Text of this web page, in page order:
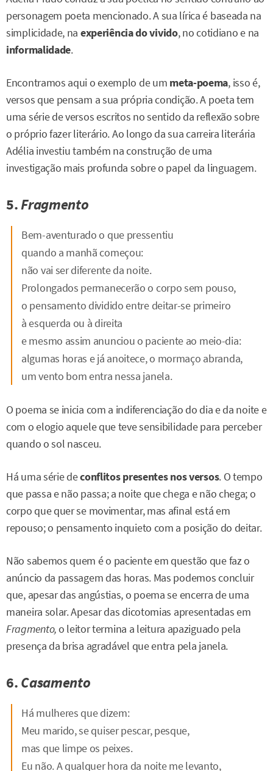
personagem poeta mencionado. A sua lírica é baseada na
simplicidade, na experiência do vivido, no cotidiano e na
informalidade.
Encontramos aqui o exemplo de um meta-poema, isso é,
versos que pensam a sua própria condição. A poeta tem
uma série de versos escritos no sentido da reflexão sobre
o próprio fazer literário. Ao longo da sua carreira literária
Adélia investiu também na construção de uma
investigação mais profunda sobre o papel da linguagem.
5.Fragmento
Bem-aventurado o que pressentiu
quando a manhã começou:
não vai ser diferente da noite.
Prolongados permanecerão o corpo sem pouso,
o pensamento dividido entre deitar-se primeiro
à esquerda ou à direita
e mesmo assim anunciou o paciente ao meio-dia:
algumas horas e já anoitece, o mormaço abranda,
um vento bom entra nessa janela.
O poema se inicia com a indiferenciação do dia e da noite e
com o elogio aquele que teve sensibilidade para perceber
quando o sol nasceu.
Há uma série deconflitos presentes nos versos. O tempo
que passa e não passa; a noite que chega e não chega; o
corpo que quer se movimentar, mas afinal está em
repouso; o pensamento inquieto com a posição do deitar.
Não sabemos quem é o paciente em questão que faz o
anúncio da passagem das horas. Mas podemos concluir
que, apesar das angústias, o poema se encerra de uma
maneira solar. Apesar das dicotomias apresentadas em
Fragmento,o leitor termina a leitura apaziguado pela
presença da brisa agradável que entra pela janela.
6.Casamento
Há mulheres que dizem:
Meu marido, se quiser pescar, pesque,
mas que limpe os peixes.
Eu não. A qualquer hora da noite me levanto,